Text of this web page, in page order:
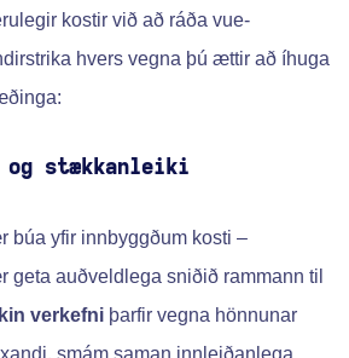
kostir við að ráða vue-
hvers vegna þú ættir að íhuga
og stækkanleiki
búa yfir innbyggðum kosti –
auðveldlega sniðið rammann til
verkefni þarfir vegna hönnunar
smám saman innleiðanlega